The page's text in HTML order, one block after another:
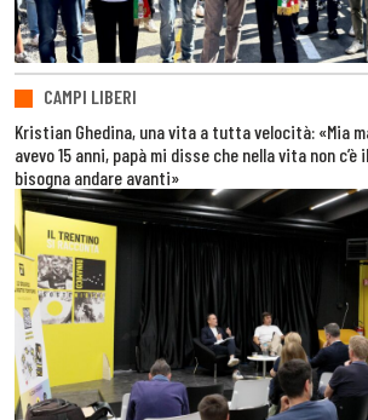
CAMPI LIBERI
Kristian Ghedina, una vita a tutta velocità: «Mia
avevo 15 anni, papà mi disse che nella vita non
bisogna andare avanti»